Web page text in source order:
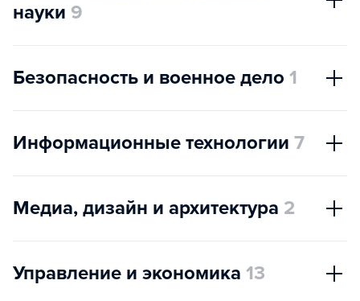
науки 9
Безопасность и военное дело 1
Информационные технологии 7
Медиа, дизайн и архитектура 2
Управление и экономика 13